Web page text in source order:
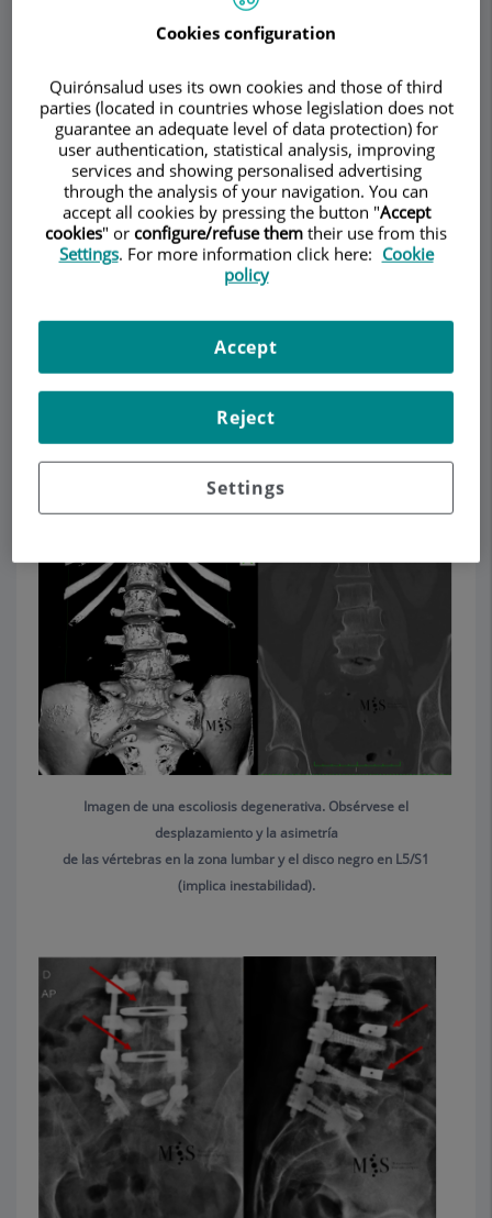
mínimamente invasiva
Indicaciones de la fusión oblicua-lateral
(OLIF)
En casos avanzados de degeneración discal
lumbar la columna se puede comenzar a
desestabilizar y deformar en el plano frontal /
coronal. Esta desviación de la columna que
ocurre con la edad se conoce como
degenerativa.
Las inestabilidades de la columna lumbar
(espondilolistesis) y las escoliosis degenerativas
son una desviación de la columna que pueden
dolor crónico de la zona lumbar y/o
dolor intenso irradiado a las piernas.
Imagen de una escoliosis degenerativa. Obsérvese el
desplazamiento y la asimetría
de las vértebras en la zona lumbar y el disco negro en L5/S1
(implica inestabilidad).
Cookies configuration
Quirónsalud uses its own cookies and those of third
parties (located in countries whose legislation does not
guarantee an adequate level of data protection) for
user authentication, statistical analysis, improving
services and showing personalised advertising
through the analysis of your navigation. You can
accept all cookies by pressing the button "Accept
cookies" or configure/refuse them their use from this
Settings. For more information click here: Cookie
policy
Settings
Reject
Accept